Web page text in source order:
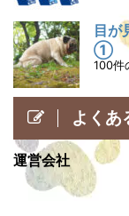
目が
①
100件
よくあ
運営会社